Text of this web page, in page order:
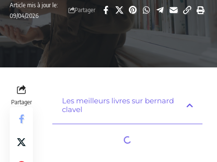
Article mis à jour le:
09/04/2026
Partager
Partager
Les meilleurs livres sur bernard
clavel